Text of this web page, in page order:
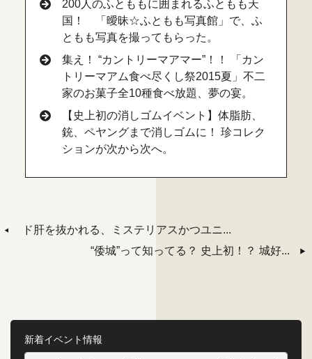
200人のふとももに囲まれるふともも天
国！ 「曖昧☆ふともも写真館」で、ふ
ともも写真を撮ってもらった。
集え！ “カントリーマアマー”！！ 「カン
トリーマアム食べ尽くし祭2015夏」不二
家のお菓子全10種食べ放題、夢の宴。
【史上初の消しゴムイベント】体脂肪、
銃、ペヤングまで消しゴムに！ 珍コレク
ションが次から次へ。
ド肝を抜かれる、ミステリアスかつユニ...
“倭城”って知ってる？ 史上初！？ 城好...
新着イベント情報